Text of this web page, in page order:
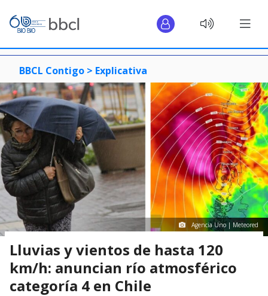
BBCL Contigo > Explicativa
Agencia Uno | Meteored
Lluvias y vientos de hasta 120
km/h: anuncian río atmosférico
categoría 4 en Chile